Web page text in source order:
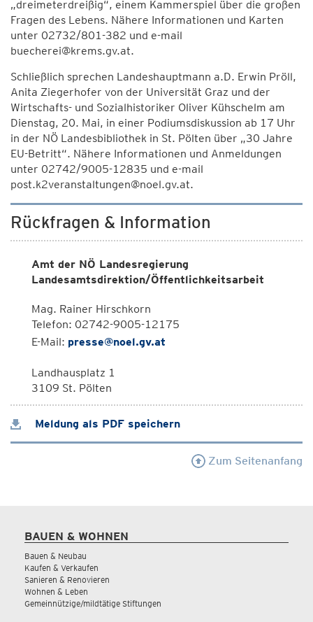
„dreimeterdreißig“, einem Kammerspiel über die großen
Fragen des Lebens. Nähere Informationen und Karten
unter 02732/801-382 und e-mail
buecherei@krems.gv.at.
Schließlich sprechen Landeshauptmann a.D. Erwin Pröll,
Anita Ziegerhofer von der Universität Graz und der
Wirtschafts- und Sozialhistoriker Oliver Kühschelm am
Dienstag, 20. Mai, in einer Podiumsdiskussion ab 17 Uhr
in der NÖ Landesbibliothek in St. Pölten über „30 Jahre
EU-Betritt“. Nähere Informationen und Anmeldungen
unter 02742/9005-12835 und e-mail
post.k2veranstaltungen@noel.gv.at.
Rückfragen & Information
Amt der NÖ Landesregierung
Landesamtsdirektion/Öffentlichkeitsarbeit
Mag. Rainer Hirschkorn
Telefon: 02742-9005-12175
E-Mail: presse@noel.gv.at
Landhausplatz 1
3109 St. Pölten
Meldung als PDF speichern
Zum Seitenanfang
BAUEN & WOHNEN
Bauen & Neubau
Kaufen & Verkaufen
Sanieren & Renovieren
Wohnen & Leben
Gemeinnützige/mildtätige Stiftungen